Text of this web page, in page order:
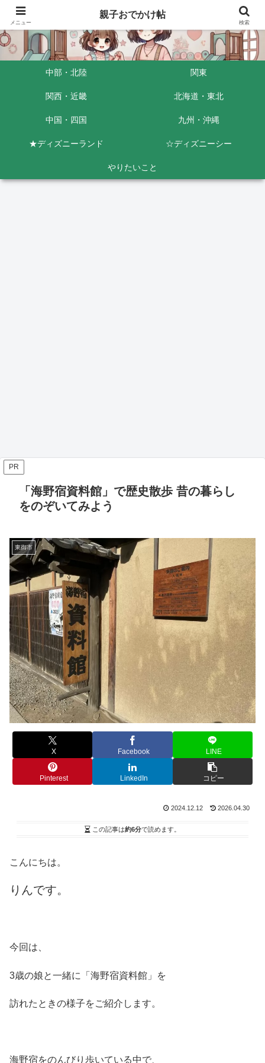
中部・北陸 関東
関西・近畿 北海道・東北
中国・四国 九州・沖縄
★ディズニーランド ☆ディズニーシー
やりたいこと
PR
「海野宿資料館」で歴史散歩 昔の暮らし
をのぞいてみよう
東御市
X Facebook LINE
Pinterest LinkedIn コピー
2024.12.12 2026.04.30
この記事は約6分で読めます。
こんにちは。
りんです。
今回は、
3歳の娘と一緒に「海野宿資料館」を
訪れたときの様子をご紹介します。
海野宿をのんびり歩いている中で、
メニュー
親子おでかけ帖
検索